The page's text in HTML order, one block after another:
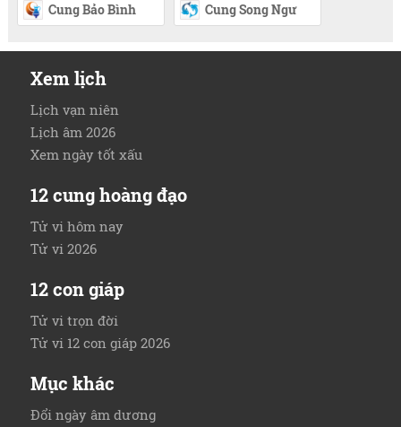
Cung Bảo Bình Cung Song Ngư
Xem lịch
Lịch vạn niên
Lịch âm 2026
Xem ngày tốt xấu
12 cung hoàng đạo
Tử vi hôm nay
Tử vi 2026
12 con giáp
Tử vi trọn đời
Tử vi 12 con giáp 2026
Mục khác
Đổi ngày âm dương